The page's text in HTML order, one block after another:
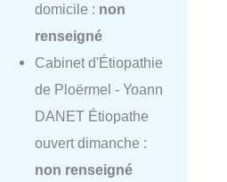
domicile : non
renseigné
Cabinet d'Étiopathie
de Ploërmel - Yoann
DANET Étiopathe
ouvert dimanche :
non renseigné